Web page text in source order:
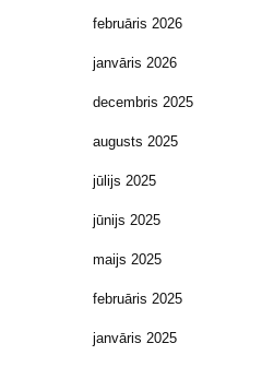
februāris 2026
janvāris 2026
decembris 2025
augusts 2025
jūlijs 2025
jūnijs 2025
maijs 2025
februāris 2025
janvāris 2025